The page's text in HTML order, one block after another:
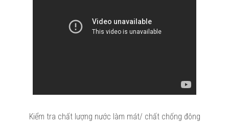
Kiểm tra chất lượng nước làm mát/ chất chống đông